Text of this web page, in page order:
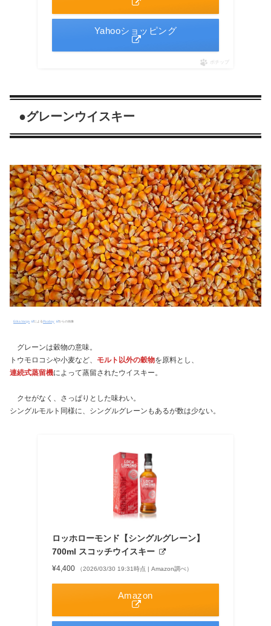
Yahooショッピング
ポチップ
●グレーンウイスキー
Erika Varga によるPixabay からの画像
グレーンは穀物の意味。
トウモロコシや小麦など、 モルト以外の穀物を原料とし、
連続式蒸留機によって蒸留されたウイスキー。
クセがなく、さっぱりとした味わい。
シングルモルト同様に、シングルグレーンもあるが数は少ない。
ロッホローモンド【シングルグレーン】
700ml スコッチウイスキー
¥4,400 （2026/03/30 19:31時点 | Amazon調べ）
Amazon